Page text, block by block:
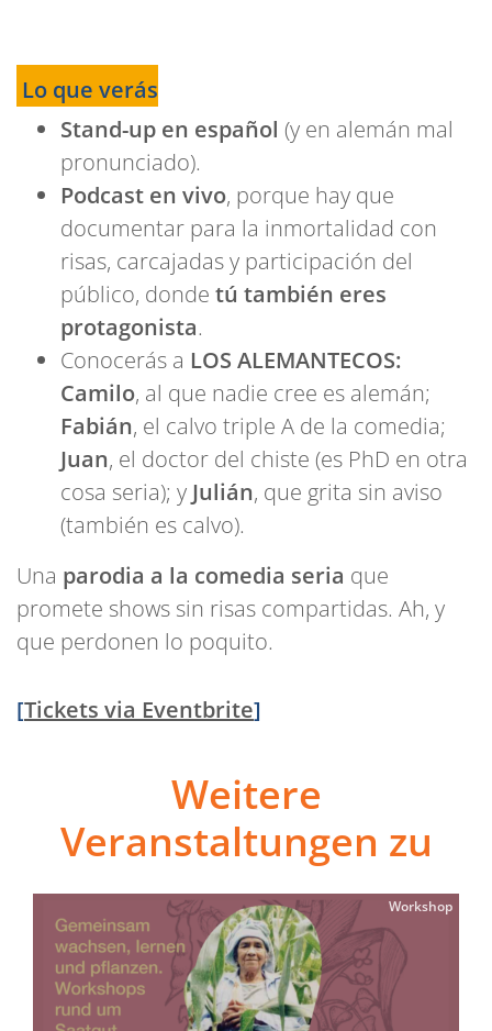
Lo que verás
Stand-up en español (y en alemán mal
pronunciado).
Podcast en vivo, porque hay que
documentar para la inmortalidad con
risas, carcajadas y participación del
público, donde tú también eres
protagonista.
Conocerás a LOS ALEMANTECOS:
Camilo, al que nadie cree es alemán;
Fabián, el calvo triple A de la comedia;
Juan, el doctor del chiste (es PhD en otra
cosa seria); y Julián, que grita sin aviso
(también es calvo).
Una parodia a la comedia seria que
promete shows sin risas compartidas. Ah, y
que perdonen lo poquito.
[Tickets via Eventbrite]
Weitere
Veranstaltungen zu
Workshop